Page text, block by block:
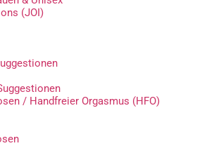
(JOI)
/ Handfreier Orgasmus (HFO)